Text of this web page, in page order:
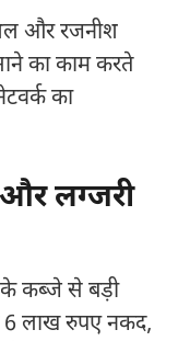
और रजनीश
का काम करते
का
लग्जरी
के कब्जे से बड़ी
6 लाख रुपए नकद,